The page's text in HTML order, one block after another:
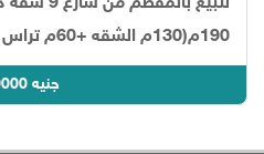
190م(130م الشقه +60م تراس .....
950000 جنيه